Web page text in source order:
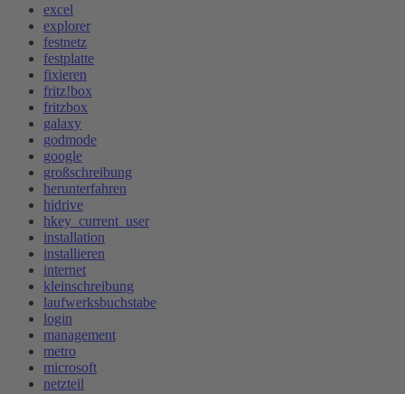
excel
explorer
festnetz
festplatte
fixieren
fritz!box
fritzbox
galaxy
godmode
google
großschreibung
herunterfahren
hidrive
hkey_current_user
installation
installieren
internet
kleinschreibung
laufwerksbuchstabe
login
management
metro
microsoft
netzteil